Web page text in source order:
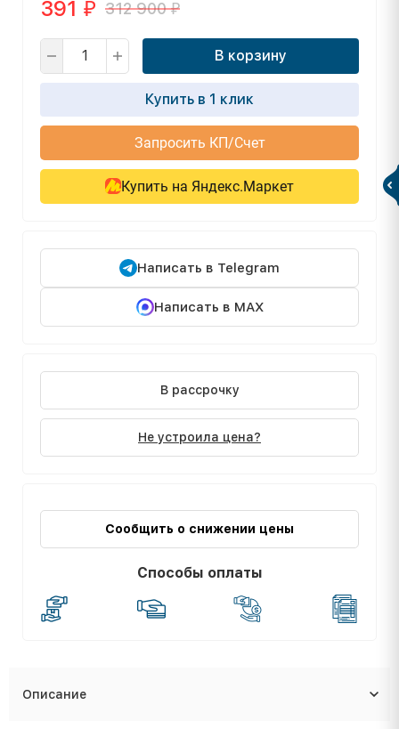
391 ₽ 312 900₽
В корзину
Купить в 1 клик
Запросить КП/Счет
Купить на Яндекс.Маркет
Написать в Telegram
Написать в MAX
В рассрочку
Не устроила цена?
Сообщить о снижении цены
Способы оплаты
Описание